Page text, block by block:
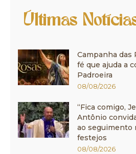
Últimas
Campanha das
fé que ajuda a
Padroeira
08/08/2026
“Fica comigo,
Antônio
ao seguimento
festejos
08/08/2026